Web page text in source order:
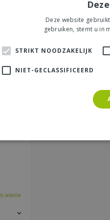
selectie
Deze website
gebruiken, stemt u in
STRIKT NOODZAKELIJK
NIET-GECLASSIFICEERD